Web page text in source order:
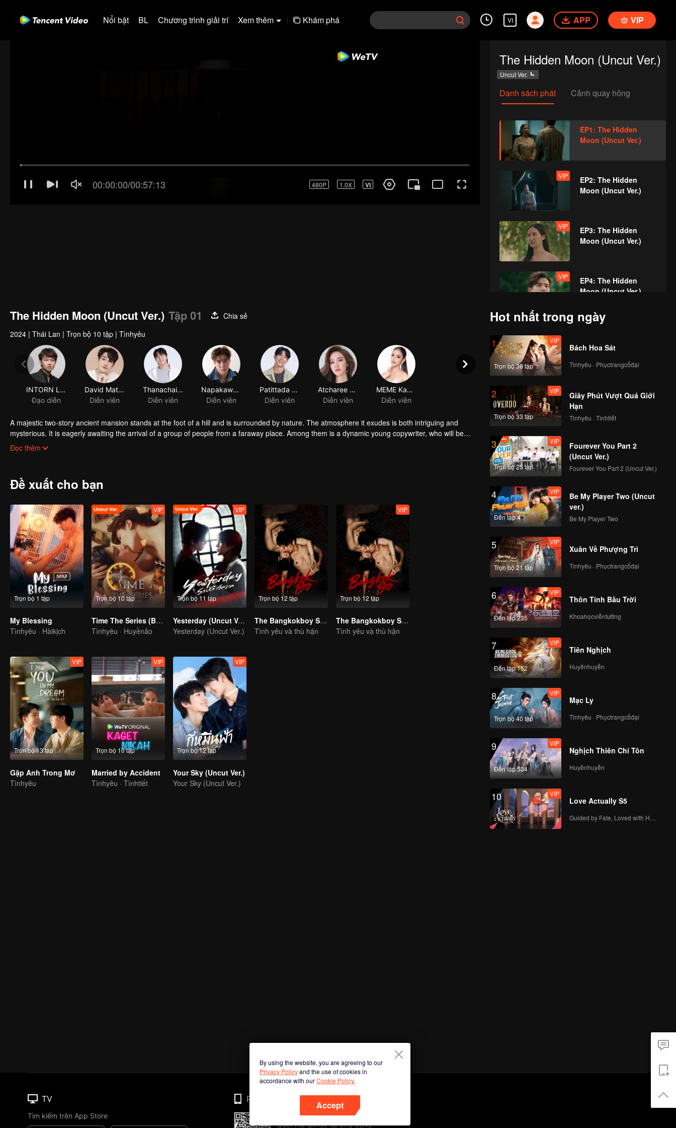
Nổi bật BL Chương trình giải trí Xem thêm | Khám phá VI APP VIP
The Hidden Moon (Uncut Ver.)
Uncut Ver.
Danh sách phát Cảnh quay hỏng
EP1: The Hidden
Moon (Uncut Ver.)
VIP
EP2: The Hidden
Moon (Uncut Ver.)
VIP
EP3: The Hidden
Moon (Uncut Ver.)
VIP
EP4: The Hidden
Moon (Uncut Ver.)
VIP
Moon (Uncut Ver.)
VIP
Moon (Uncut Ver.)
VIP
Moon (Uncut Ver.)
VIP
Moon (Uncut Ver.)
VIP
Moon (Uncut Ver.)
The Hidden Moon (Uncut Ver.) Tập 01
Chia sẻ
2024 | Thái Lan | Trọn bộ 10 tập | Tìnhyêu
A majestic two-story ancient mansion stands at the foot of a hill and is surrounded by nature. The atmosphere it exudes is both intriguing and
mysterious. It is eagerly awaiting the arrival of a group of people from a faraway place. Among them is a dynamic young copywriter, who will be
working on the marketing campaign for this conservation-oriented resort.
Đọc thêm
Đề xuất cho bạn
Trọn bộ 1 tập
My Blessing
Tìnhyêu · Hàikịch
Trọn bộ 10 tập
VIP
Time The Series (Bản Uncut)
Tìnhyêu · Huyềnảo
Trọn bộ 11 tập
VIP
Yesterday (Uncut Ver.)
Yesterday (Uncut Ver.)
Trọn bộ 12 tập
The Bangkokboy Series
Tình yêu và thù hận
Trọn bộ 12 tập
VIP
The Bangkokboy Series (Uncut Ver.)
Tình yêu và thù hận
Trọn bộ 13 tập
VIP
Gặp Anh Trong Mơ
Tìnhyêu
Trọn bộ 10 tập
VIP
Married by Accident
Tìnhyêu · Tìnhtiết
Trọn bộ 12 tập
VIP
Your Sky (Uncut Ver.)
Your Sky (Uncut Ver.)
Hot nhất trong ngày
1
Trọn bộ 36 tập
VIP
Bách Hoa Sát
Tìnhyêu · Phụctrangcổđại
2
Trọn bộ 33 tập
VIP
Giây Phút Vượt Quá Giới
Hạn
Tìnhyêu · Tìnhtiết
3
Trọn bộ 25 tập
VIP
Fourever You Part 2
(Uncut Ver.)
Fourever You Part 2 (Uncut Ver.)
4
Đến tập 4
VIP
Be My Player Two (Uncut
ver.)
Be My Player Two
5
Trọn bộ 21 tập
VIP
Xuân Về Phượng Trì
Tìnhyêu · Phụctrangcổđại
6
Đến tập 235
VIP
Thôn Tính Bầu Trời
Khoahọcviễntưởng
7
Đến tập 152
VIP
Tiên Nghịch
Huyềnhuyễn
8
Trọn bộ 40 tập
VIP
Mạc Ly
Tìnhyêu · Phụctrangcổđại
9
Đến tập 534
VIP
Nghịch Thiên Chí Tôn
Huyềnhuyễn
10 VIP
Love Actually S5
By using the website, you are agreeing to our
Privacy Policyand the use of cookies in
accordance with ourCookie Policy.
Accept
TV
Tìm kiếm trên App Store
Phone
Quét mã QR để tải ứng dụng